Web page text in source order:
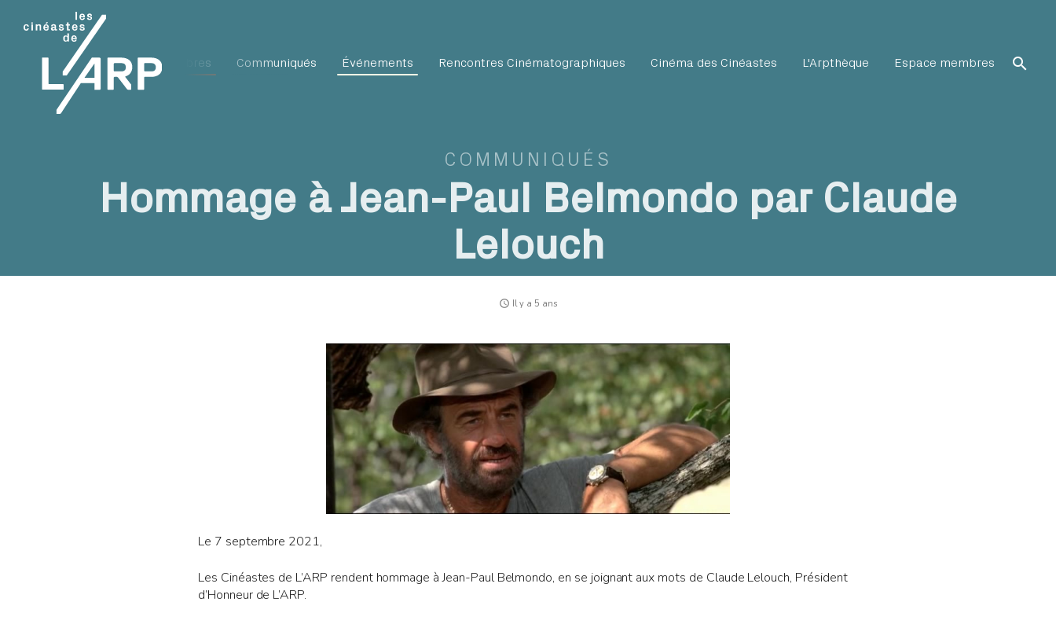
L'ARP Membres Communiqués Événements Rencontres Cinématographiques Cinéma des Cinéastes L'Arpthèque Espace membres search
COMMUNIQUÉS
Hommage à Jean-Paul Belmondo par Claude
Lelouch
access_time Il y a 5 ans
Le 7 septembre 2021,
Les Cinéastes de L’ARP rendent hommage à Jean-Paul Belmondo, en se joignant aux mots de Claude Lelouch, Président
d’Honneur de L’ARP.